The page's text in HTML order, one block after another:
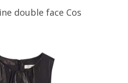
double face Cos